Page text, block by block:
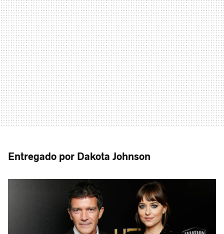
Entregado por Dakota Johnson